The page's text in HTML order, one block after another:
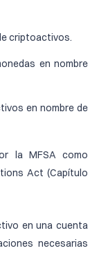
criptoactivos.
en nombre
en nombre de
la MFSA como
Act (Capítulo
en una cuenta
necesarias